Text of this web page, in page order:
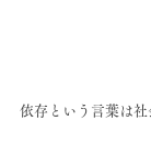
依存という言葉は社